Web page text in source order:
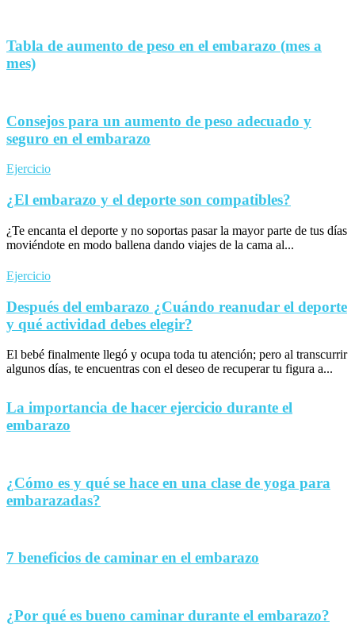
Tabla de aumento de peso en el embarazo (mes a
mes)
Consejos para un aumento de peso adecuado y
seguro en el embarazo
Ejercicio
¿El embarazo y el deporte son compatibles?
¿Te encanta el deporte y no soportas pasar la mayor parte de tus días
moviéndote en modo ballena dando viajes de la cama al...
Ejercicio
Después del embarazo ¿Cuándo reanudar el deporte
y qué actividad debes elegir?
El bebé finalmente llegó y ocupa toda tu atención; pero al transcurrir
algunos días, te encuentras con el deseo de recuperar tu figura a...
La importancia de hacer ejercicio durante el
embarazo
¿Cómo es y qué se hace en una clase de yoga para
embarazadas?
7 beneficios de caminar en el embarazo
¿Por qué es bueno caminar durante el embarazo?